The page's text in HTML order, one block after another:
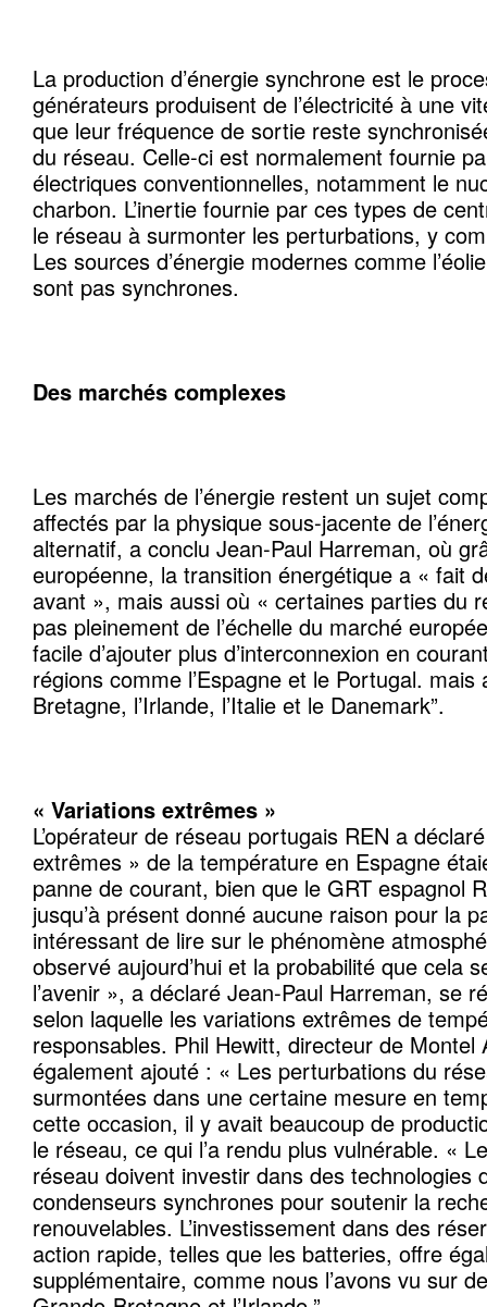
La production d’énergie synchrone est le
générateurs produisent de l’électricité à une
que leur fréquence de sortie reste
du réseau. Celle-ci est normalement fournie
électriques conventionnelles, notamment le
charbon. L’inertie fournie par ces types de
le réseau à surmonter les perturbations, y
Les sources d’énergie modernes comme
sont pas synchrones.
Des marchés complexes
Les marchés de l’énergie restent un sujet
affectés par la physique sous-jacente de
alternatif, a conclu Jean-Paul Harreman, où
européenne, la transition énergétique a « fait
avant », mais aussi où « certaines parties du
pas pleinement de l’échelle du marché
facile d’ajouter plus d’interconnexion en
régions comme l’Espagne et le Portugal.
Bretagne, l’Irlande, l’Italie et le Danemark”.
« Variations extrêmes »
L’opérateur de réseau portugais REN a
extrêmes » de la température en Espagne
panne de courant, bien que le GRT espagnol
jusqu’à présent donné aucune raison pour la
intéressant de lire sur le phénomène
observé aujourd’hui et la probabilité que cela
l’avenir », a déclaré Jean-Paul Harreman, se
selon laquelle les variations extrêmes de
responsables. Phil Hewitt, directeur de Montel
également ajouté : « Les perturbations du
surmontées dans une certaine mesure en
cette occasion, il y avait beaucoup de
le réseau, ce qui l’a rendu plus vulnérable. «
réseau doivent investir dans des technologies
condenseurs synchrones pour soutenir la
renouvelables. L’investissement dans des
action rapide, telles que les batteries, offre
supplémentaire, comme nous l’avons vu sur